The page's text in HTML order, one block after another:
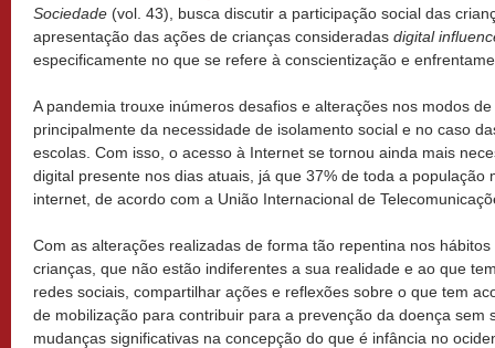
Sociedade (vol. 43), busca discutir a participação social das
apresentação das ações de crianças consideradas digital
especificamente no que se refere à conscientização e
A pandemia trouxe inúmeros desafios e alterações nos modos
principalmente da necessidade de isolamento social e no caso
escolas. Com isso, o acesso à Internet se tornou ainda mais
digital presente nos dias atuais, já que 37% de toda a população
internet, de acordo com a União Internacional de
Com as alterações realizadas de forma tão repentina nos
crianças, que não estão indiferentes a sua realidade e ao que
redes sociais, compartilhar ações e reflexões sobre o que tem
de mobilização para contribuir para a prevenção da doença sem
mudanças significativas na concepção do que é infância no